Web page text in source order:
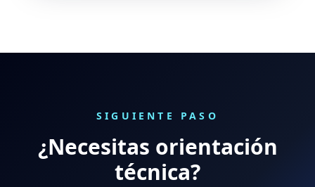
SIGUIENTE PASO
¿Necesitas orientación
técnica?